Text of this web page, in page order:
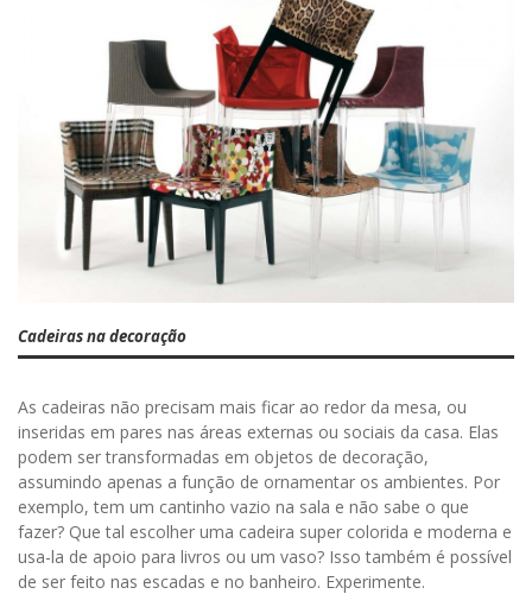
Cadeiras na decoração
As cadeiras não precisam mais ficar ao redor da mesa, ou
inseridas em pares nas áreas externas ou sociais da casa. Elas
podem ser transformadas em objetos de decoração,
assumindo apenas a função de ornamentar os ambientes. Por
exemplo, tem um cantinho vazio na sala e não sabe o que
fazer? Que tal escolher uma cadeira super colorida e moderna e
usa-la de apoio para livros ou um vaso? Isso também é possível
de ser feito nas escadas e no banheiro. Experimente.